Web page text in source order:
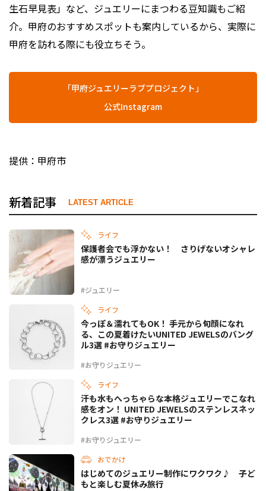
生石早見表」など、ジュエリーにまつわる豆知識もご紹
介。甲府のおすすめスポットも案内しているから、実際に
甲府を訪れる際にも役立ちそう。
「甲府ジュエリーラブプロジェクト」
公式Instagram
提供：甲府市
新着記事 LATEST ARTICLE
ライフ
#ジュエリー
保護者会でも浮かない！ さりげないオシャレ
感が漂うジュエリー
ライフ
#お守りジュエリー
今っぽ＆濡れてもOK！ 手元から旬顔になれ
る、この夏着けたいUNITED JEWELSのバング
ル3選 #お守りジュエリー
ライフ
#お守りジュエリー
汗も水もへっちゃらな本格ジュエリーでこなれ
感をオン！ UNITED JEWELSのステンレスネッ
クレス3選 #お守りジュエリー
おでかけ
はじめてのジュエリー制作にワクワク♪ 子ど
もと楽しむ夏休み旅行